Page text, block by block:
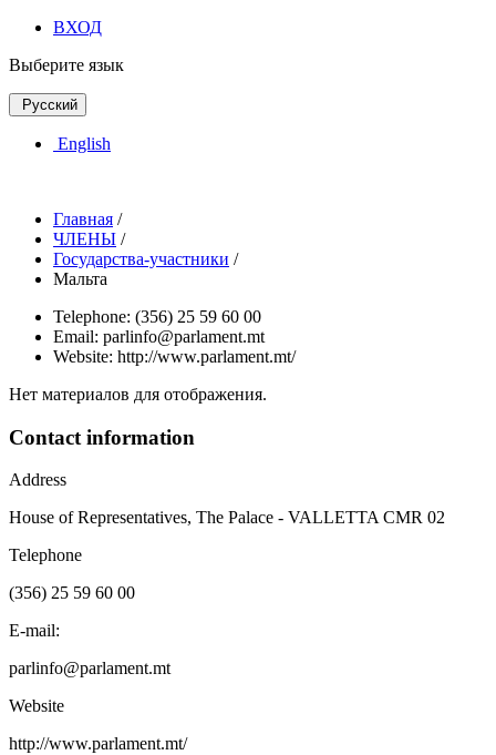
ВХОД
Выберите язык
Русский
English
Главная /
ЧЛЕНЫ /
Государства-участники /
Мальта
Telephone: (356) 25 59 60 00
Email: parlinfo@parlament.mt
Website: http://www.parlament.mt/
Нет материалов для отображения.
Contact information
Address
House of Representatives, The Palace - VALLETTA CMR 02
Telephone
(356) 25 59 60 00
E-mail:
parlinfo@parlament.mt
Website
http://www.parlament.mt/